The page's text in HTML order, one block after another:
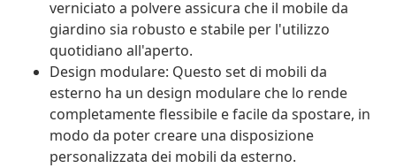
verniciato a polvere assicura che il mobile da
giardino sia robusto e stabile per l'utilizzo
quotidiano all'aperto.
Design modulare: Questo set di mobili da
esterno ha un design modulare che lo rende
completamente flessibile e facile da spostare, in
modo da poter creare una disposizione
personalizzata dei mobili da esterno.